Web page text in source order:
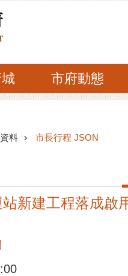
市府動態
料 市長行程 JSON
站新建工程落成啟